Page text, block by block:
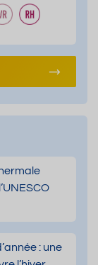
: une